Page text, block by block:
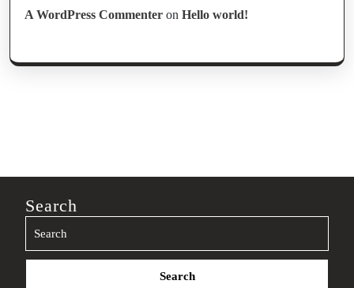
A WordPress Commenter on Hello world!
Search
Search